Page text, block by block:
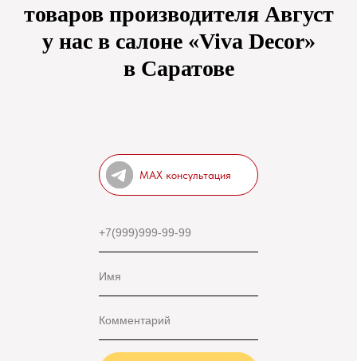
товаров производителя Август
у нас в салоне «Viva Decor»
в Саратове
MAX консультация